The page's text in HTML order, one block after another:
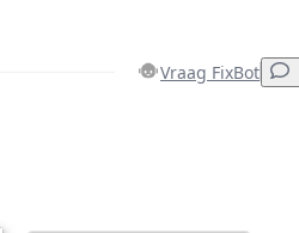
Vraag FixBot